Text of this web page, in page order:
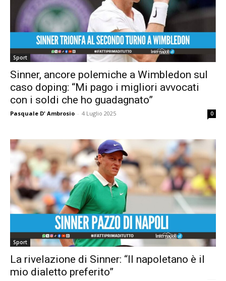
Sport
Sinner, ancore polemiche a Wimbledon sul
caso doping: “Mi pago i migliori avvocati
con i soldi che ho guadagnato”
Pasquale D' Ambrosio - 4 Luglio 2025 0
Sport
La rivelazione di Sinner: “Il napoletano è il
mio dialetto preferito”